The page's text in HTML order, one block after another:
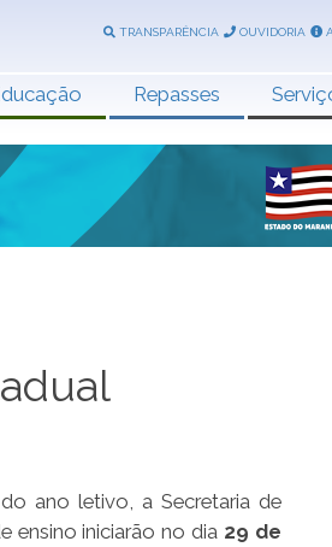
TRANSPARÊNCIA OUVIDORIA
Repasses
ano letivo, a Secretaria de
ensino iniciarão no dia 29 de